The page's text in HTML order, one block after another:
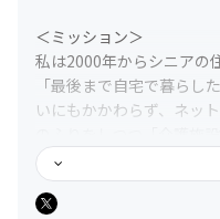
＜ミッション＞
私は2000年からシニアの
「最後まで自宅で暮らし
いにもかかわらず、ネッ
です。なんかインチキで
残念ながら今の日本は、
の幅は狭くなっていくの